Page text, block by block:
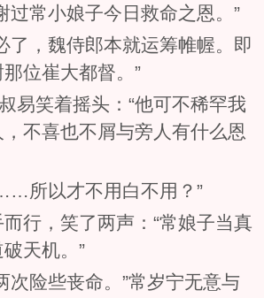
过常小娘子今日救命之恩。”
了，魏侍郎本就运筹帷幄。即
位崔大都督。”
易笑着摇头：“他可不稀罕我
不喜也不屑与旁人有什么恩
所以才不用白不用？”
行，笑了两声：“常娘子当真
天机。”
次险些丧命。”常岁宁无意与